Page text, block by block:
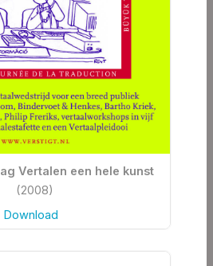
Vertalen een hele kunst
(2008)
Download